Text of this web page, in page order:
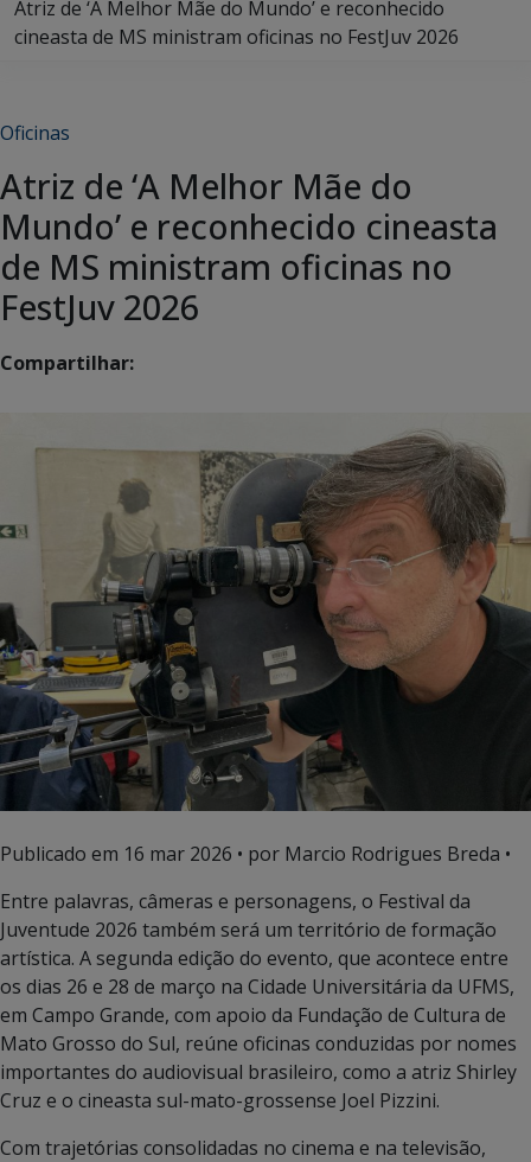
Atriz de ‘A Melhor Mãe do Mundo’ e reconhecido
cineasta de MS ministram oficinas no FestJuv 2026
Oficinas
Atriz de ‘A Melhor Mãe do
Mundo’ e reconhecido cineasta
de MS ministram oficinas no
FestJuv 2026
Compartilhar:
Publicado em 16 mar 2026 • por Marcio Rodrigues Breda •
Entre palavras, câmeras e personagens, o Festival da
Juventude 2026 também será um território de formação
artística. A segunda edição do evento, que acontece entre
os dias 26 e 28 de março na Cidade Universitária da UFMS,
em Campo Grande, com apoio da Fundação de Cultura de
Mato Grosso do Sul, reúne oficinas conduzidas por nomes
importantes do audiovisual brasileiro, como a atriz Shirley
Cruz e o cineasta sul-mato-grossense Joel Pizzini.
Com trajetórias consolidadas no cinema e na televisão,